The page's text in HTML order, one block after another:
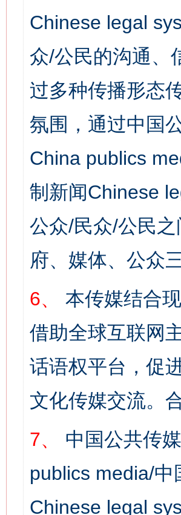
Chinese legal
众/公民的沟通、
过多种传播形态
氛围，通过中国
China publics
制新闻Chinese
公众/民众/公民
府、媒体、公众
6、
本传媒结合
借助全球互联网
话语权平台，促
文化传媒交流。
7、
中国公共传
publics media/
Chinese legal